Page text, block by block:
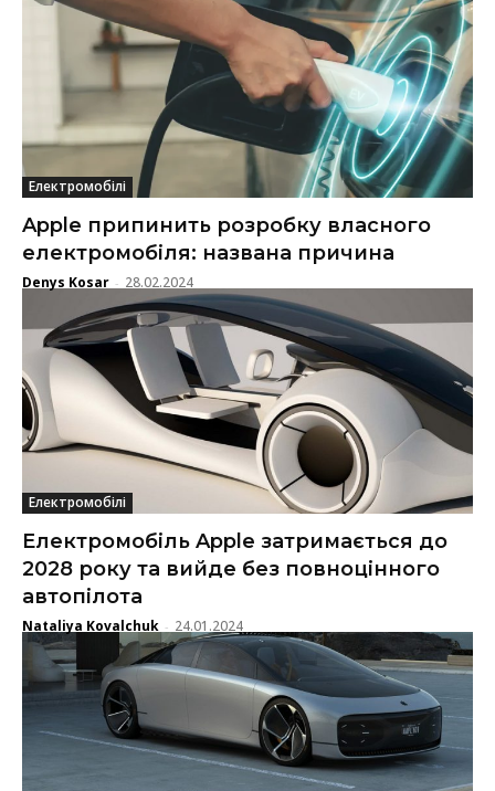
Електромобілі
Apple припинить розробку власного
електромобіля: названа причина
Denys Kosar - 28.02.2024
Електромобілі
Електромобіль Apple затримається до
2028 року та вийде без повноцінного
автопілота
Nataliya Kovalchuk - 24.01.2024